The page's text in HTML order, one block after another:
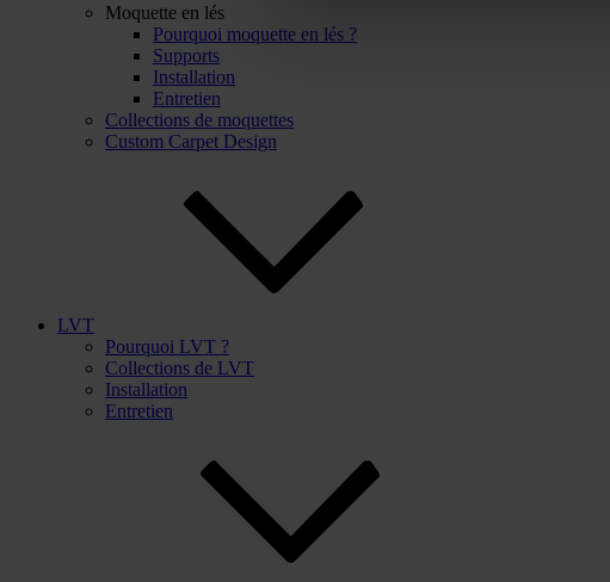
Moquette en lés
Pourquoi moquette en lés ?
Supports
Installation
Entretien
Collections de moquettes
Custom Carpet Design
LVT
Pourquoi LVT ?
Collections de LVT
Installation
Entretien